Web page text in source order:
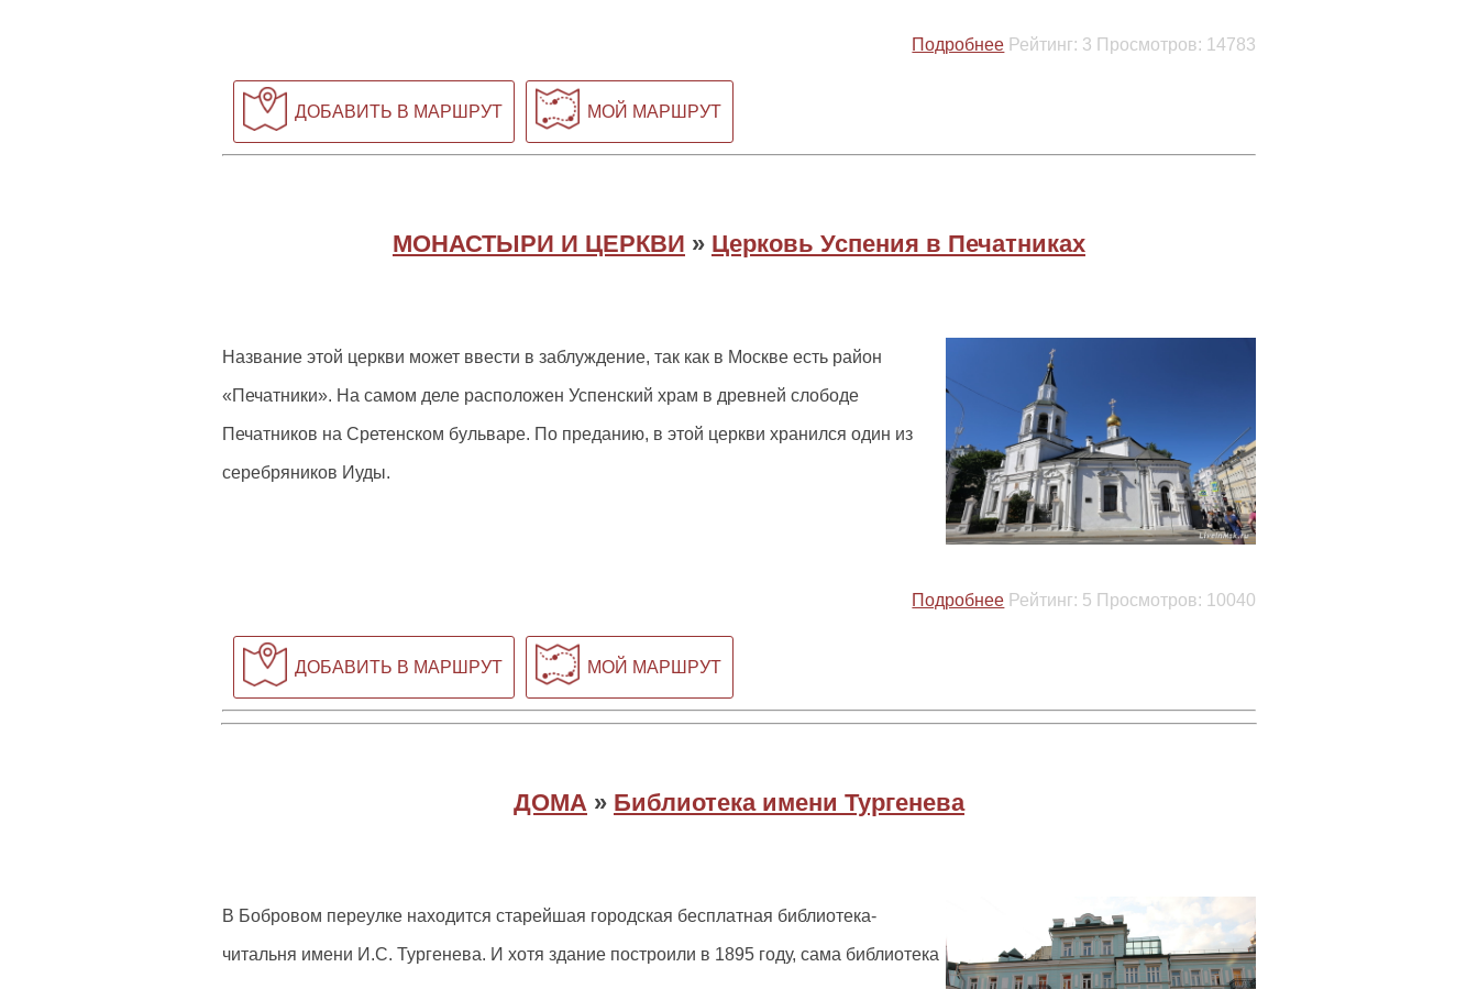
Подробнее Рейтинг: 3 Просмотров: 14783
ДОБАВИТЬ В МАРШРУТ МОЙ МАРШРУТ
МОНАСТЫРИ И ЦЕРКВИ » Церковь Успения в Печатниках
Название этой церкви может ввести в заблуждение, так как в Москве есть район
«Печатники». На самом деле расположен Успенский храм в древней слободе
Печатников на Сретенском бульваре. По преданию, в этой церкви хранился один из
серебряников Иуды.
Подробнее Рейтинг: 5 Просмотров: 10040
ДОБАВИТЬ В МАРШРУТ МОЙ МАРШРУТ
ДОМА » Библиотека имени Тургенева
В Бобровом переулке находится старейшая городская бесплатная библиотека-
читальня имени И.С. Тургенева. И хотя здание построили в 1895 году, сама библиотека